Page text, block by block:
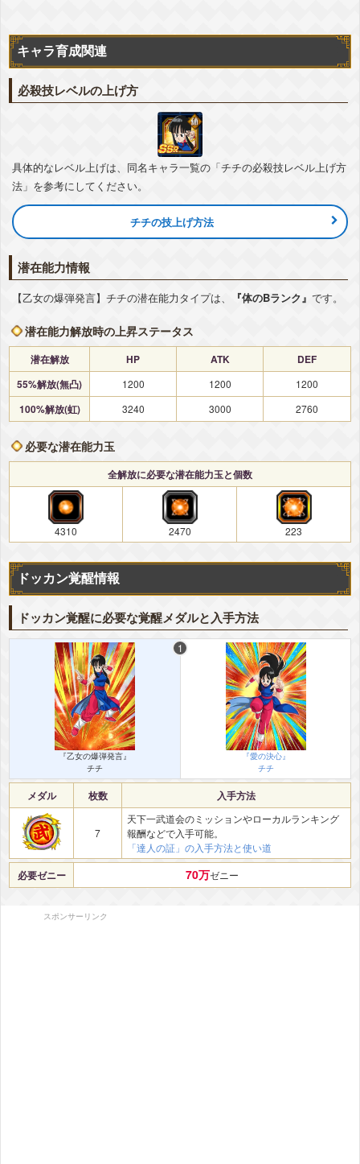
『あふれる願いを叶える冒険』ブルマ(少女期)
気力 +6 ATK +27% DEF +7% 回避+5% 会心+7%
▽編成おすすめカテゴリ
ピチピチギャル 地球人
『本気の鶴仙流』天津飯
+42% DEF +7%
-15%
▽編成おすすめカテゴリ
天下一武道会
地球人
+詳細
キャラ育成関連
必殺技レベルの上げ方
具体的なレベル上げは、同名キャラ一覧の「チチの必殺技レベル上げ方
法」を参考にしてください。
チチの技上げ方法
潜在能力情報
【乙女の爆弾発言】チチの潜在能力タイプは、 『体のBランク』 です。
潜在能力解放時の上昇ステータス
潜在解放 HP ATK
DEF
55%解放(無凸)
1200 1200 1200
100%解放(虹) 3240 3000 2760
必要な潜在能力玉
全解放に必要な潜在能力玉と個数
4310 2470 223
ドッカン覚醒情報
ドッカン覚醒に必要な覚醒メダルと入手方法
『乙女の爆弾発言』
チチ
『愛の決心』
チチ
メダル 枚数 入手方法
7
天下一武道会のミッションやローカルランキング
報酬などで入手可能。
「達人の証」の入手方法と使い道
必要ゼニー 70万ゼニー
スポンサーリンク